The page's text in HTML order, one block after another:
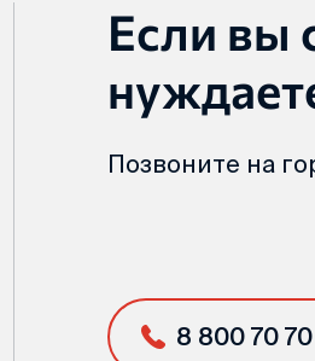
Если вы
Позвоните на
8 800 70